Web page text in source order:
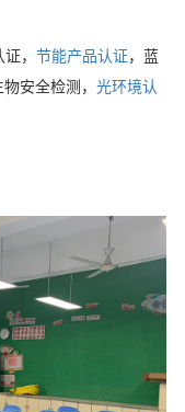
， 节能产品认证，蓝
安全检测， 光环境认